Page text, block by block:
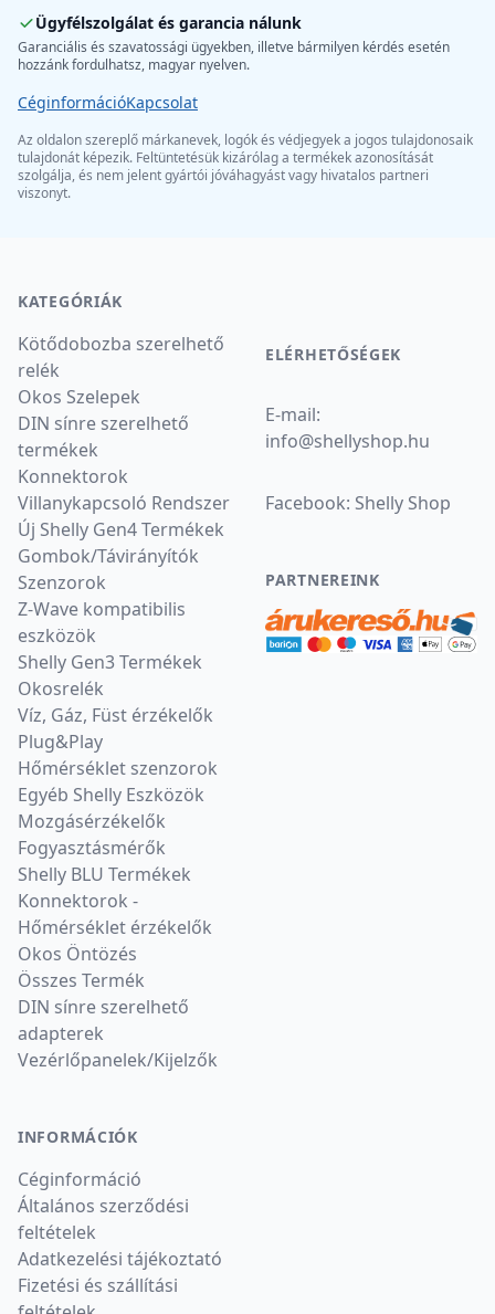
Ügyfélszolgálat és garancia nálunk
Garanciális és szavatossági ügyekben, illetve bármilyen kérdés esetén
hozzánk fordulhatsz, magyar nyelven.
CéginformációKapcsolat
Az oldalon szereplő márkanevek, logók és védjegyek a jogos tulajdonosaik
tulajdonát képezik. Feltüntetésük kizárólag a termékek azonosítását
szolgálja, és nem jelent gyártói jóváhagyást vagy hivatalos partneri
viszonyt.
KATEGÓRIÁK
Kötődobozba szerelhető
relék
Okos Szelepek
DIN sínre szerelhető
termékek
Konnektorok
Villanykapcsoló Rendszer
Új Shelly Gen4 Termékek
Gombok/Távirányítók
Szenzorok
Z-Wave kompatibilis
eszközök
Shelly Gen3 Termékek
Okosrelék
Víz, Gáz, Füst érzékelők
Plug&Play
Hőmérséklet szenzorok
Egyéb Shelly Eszközök
Mozgásérzékelők
Fogyasztásmérők
Shelly BLU Termékek
Konnektorok -
Hőmérséklet érzékelők
Okos Öntözés
Összes Termék
DIN sínre szerelhető
adapterek
Vezérlőpanelek/Kijelzők
INFORMÁCIÓK
Céginformáció
Általános szerződési
feltételek
Adatkezelési tájékoztató
Fizetési és szállítási
ELÉRHETŐSÉGEK
E-mail:
info@shellyshop.hu
Facebook: Shelly Shop
PARTNEREINK